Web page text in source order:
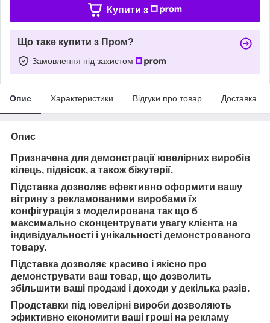
Купити з
Що таке купити з Пром?
Замовлення під захистом
Опис Характеристики Відгуки про товар Доставка
Опис
Призначена для демонстрації ювелірних виробів
кілець, підвісок, а також біжутерії.
Підставка дозволяє ефективно оформити вашу
вітрину з рекламованими виробами їх
конфігурація з моделирована так що б
максимально сконцентрувати увагу клієнта на
індивідуальності і унікальності демонстрованого
товару.
Підставка дозволяє красиво і якісно про
демонструвати ваш товар, що дозволить
збільшити ваші продажі і доходи у декілька разів.
Продставки під ювелірні вироби дозволяють
эфиктивно економити ваші гроші на рекламу